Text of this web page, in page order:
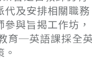
代及安排相關職務
與旨揭工作坊，
育─英語課採全